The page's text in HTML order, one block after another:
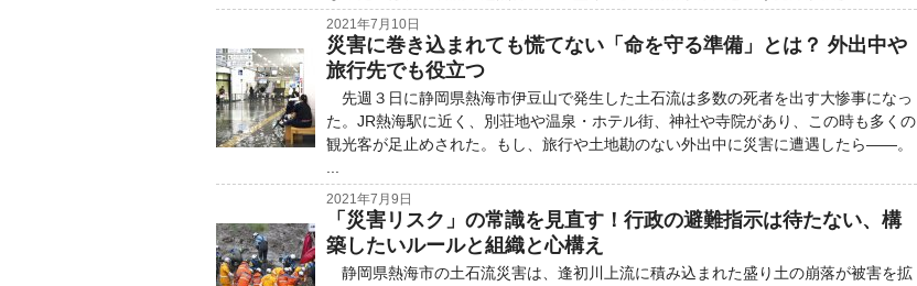
2021年7月10日
災害に巻き込まれても慌てない「命を守る準備」とは？ 外出中や
旅行先でも役立つ
先週３日に静岡県熱海市伊豆山で発生した土石流は多数の死者を出す大惨事になっ
た。JR熱海駅に近く、別荘地や温泉・ホテル街、神社や寺院があり、この時も多くの
観光客が足止めされた。もし、旅行や土地勘のない外出中に災害に遭遇したら――。
2021年7月9日
「災害リスク」の常識を見直す！行政の避難指示は待たない、構
築したいルールと組織と心構え
静岡県熱海市の土石流災害は、逢初川上流に積み込まれた盛り土の崩落が被害を拡